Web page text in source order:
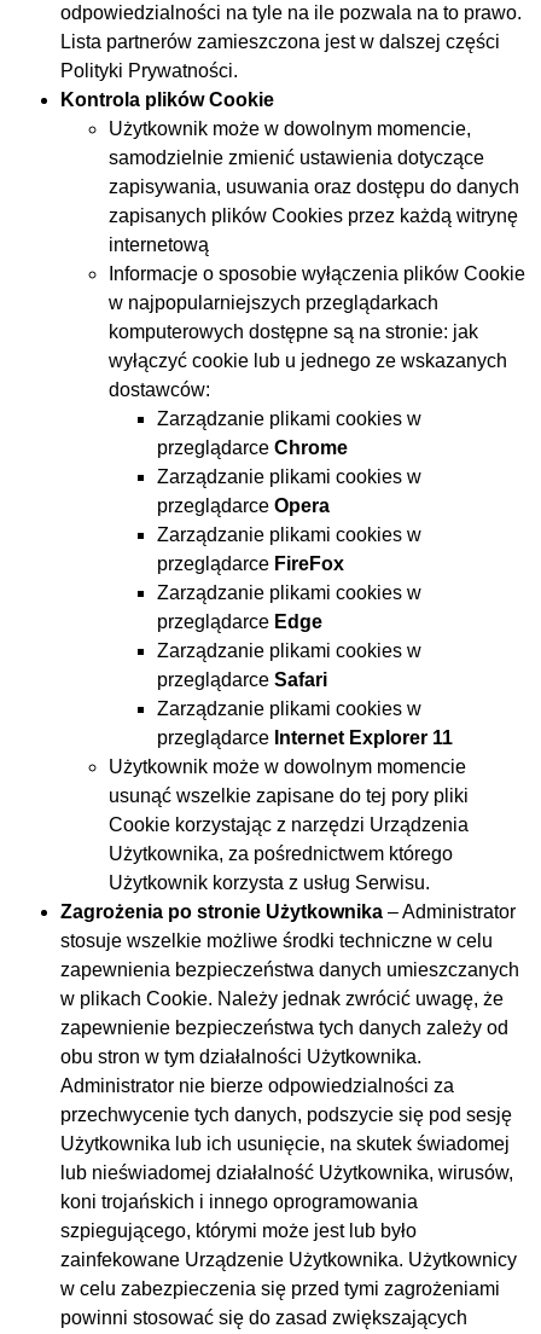
odpowiedzialności na tyle na ile pozwala na to prawo.
Lista partnerów zamieszczona jest w dalszej części
Polityki Prywatności.
Kontrola plików Cookie
Użytkownik może w dowolnym momencie,
samodzielnie zmienić ustawienia dotyczące
zapisywania, usuwania oraz dostępu do danych
zapisanych plików Cookies przez każdą witrynę
internetową
Informacje o sposobie wyłączenia plików Cookie
w najpopularniejszych przeglądarkach
komputerowych dostępne są na stronie: jak
wyłączyć cookie lub u jednego ze wskazanych
dostawców:
Zarządzanie plikami cookies w
przeglądarce Chrome
Zarządzanie plikami cookies w
przeglądarce Opera
Zarządzanie plikami cookies w
przeglądarce FireFox
Zarządzanie plikami cookies w
przeglądarce Edge
Zarządzanie plikami cookies w
przeglądarce Safari
Zarządzanie plikami cookies w
przeglądarce Internet Explorer 11
Użytkownik może w dowolnym momencie
usunąć wszelkie zapisane do tej pory pliki
Cookie korzystając z narzędzi Urządzenia
Użytkownika, za pośrednictwem którego
Użytkownik korzysta z usług Serwisu.
Zagrożenia po stronie Użytkownika – Administrator
stosuje wszelkie możliwe środki techniczne w celu
zapewnienia bezpieczeństwa danych umieszczanych
w plikach Cookie. Należy jednak zwrócić uwagę, że
zapewnienie bezpieczeństwa tych danych zależy od
obu stron w tym działalności Użytkownika.
Administrator nie bierze odpowiedzialności za
przechwycenie tych danych, podszycie się pod sesję
Użytkownika lub ich usunięcie, na skutek świadomej
lub nieświadomej działalność Użytkownika, wirusów,
koni trojańskich i innego oprogramowania
szpiegującego, którymi może jest lub było
zainfekowane Urządzenie Użytkownika. Użytkownicy
w celu zabezpieczenia się przed tymi zagrożeniami
powinni stosować się do zasad zwiększających